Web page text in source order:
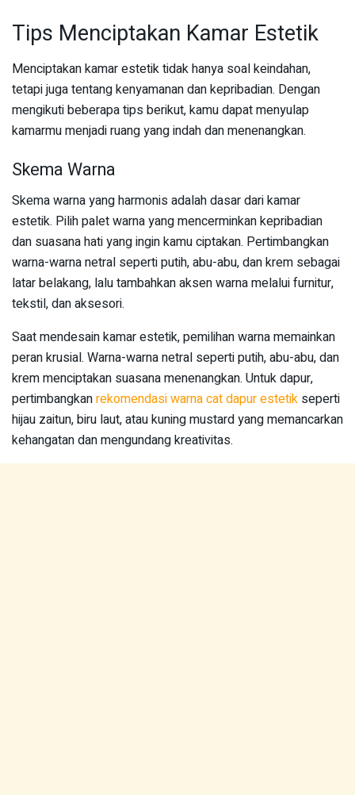
Tips Menciptakan Kamar Estetik
Menciptakan kamar estetik tidak hanya soal keindahan,
tetapi juga tentang kenyamanan dan kepribadian. Dengan
mengikuti beberapa tips berikut, kamu dapat menyulap
kamarmu menjadi ruang yang indah dan menenangkan.
Skema Warna
Skema warna yang harmonis adalah dasar dari kamar
estetik. Pilih palet warna yang mencerminkan kepribadian
dan suasana hati yang ingin kamu ciptakan. Pertimbangkan
warna-warna netral seperti putih, abu-abu, dan krem sebagai
latar belakang, lalu tambahkan aksen warna melalui furnitur,
tekstil, dan aksesori.
Saat mendesain kamar estetik, pemilihan warna memainkan
peran krusial. Warna-warna netral seperti putih, abu-abu, dan
krem menciptakan suasana menenangkan. Untuk dapur,
pertimbangkanrekomendasi warna cat dapur estetik seperti
hijau zaitun, biru laut, atau kuning mustard yang memancarkan
kehangatan dan mengundang kreativitas.